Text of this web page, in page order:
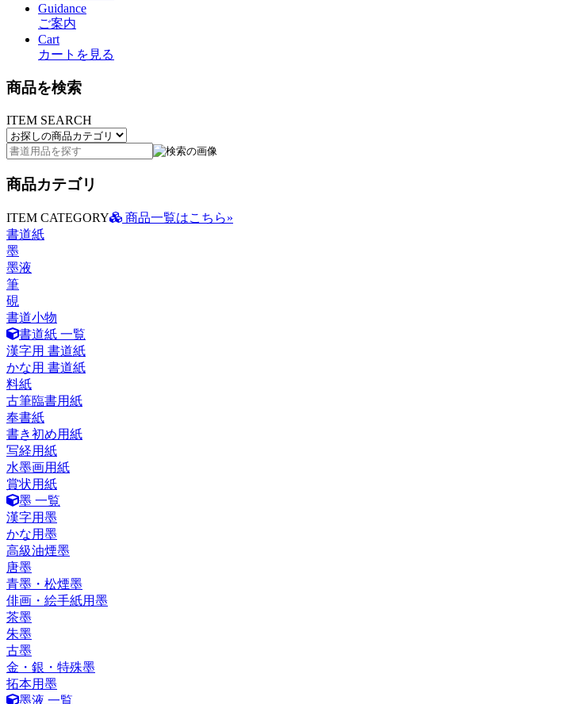
Guidance
ご案内
Cart
カートを見る
商品を検索
ITEM SEARCH
商品カテゴリ
ITEM CATEGORY
商品一覧はこちら»
書道紙
墨
墨液
筆
硯
書道小物
書道紙 一覧
漢字用 書道紙
かな用 書道紙
料紙
古筆臨書用紙
奉書紙
書き初め用紙
写経用紙
水墨画用紙
賞状用紙
墨 一覧
漢字用墨
かな用墨
高級油煙墨
唐墨
青墨・松煙墨
俳画・絵手紙用墨
茶墨
朱墨
古墨
金・銀・特殊墨
拓本用墨
墨液 一覧